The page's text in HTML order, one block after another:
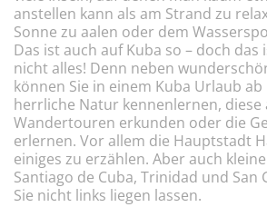
anstellen kann als am Strand zu
Sonne zu aalen oder dem
Das ist auch auf Kuba so – doch das
nicht alles! Denn neben
können Sie in einem Kuba Urlaub
herrliche Natur kennenlernen, diese
Wandertouren erkunden oder die
erlernen. Vor allem die Hauptstadt
einiges zu erzählen. Aber auch
Santiago de Cuba, Trinidad und San
Sie nicht links liegen lassen.